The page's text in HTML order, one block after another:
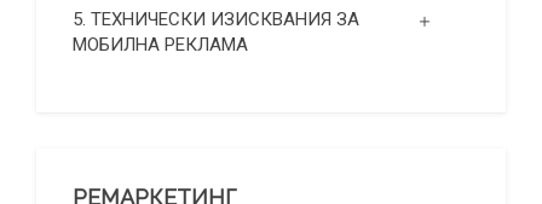
5. ТЕХНИЧЕСКИ ИЗИСКВАНИЯ ЗА
МОБИЛНА РЕКЛАМА
РЕМАРКЕТИНГ